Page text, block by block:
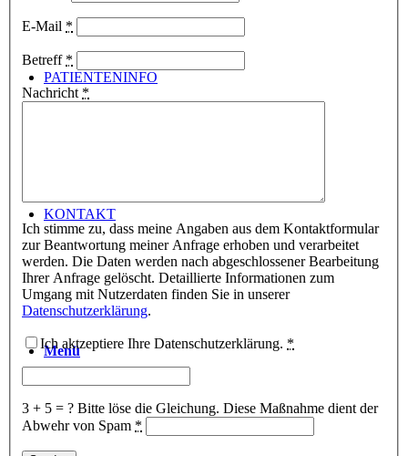
PATIENTENINFO
KONTAKT
Menü
E-Mail *
Betreff *
Nachricht *
Ich stimme zu, dass meine Angaben aus dem Kontaktformular
zur Beantwortung meiner Anfrage erhoben und verarbeitet
werden. Die Daten werden nach abgeschlossener Bearbeitung
Ihrer Anfrage gelöscht. Detaillierte Informationen zum
Umgang mit Nutzerdaten finden Sie in unserer
Datenschutzerklärung.
Ich aktzeptiere Ihre Datenschutzerklärung. *
3 + 5 = ? Bitte löse die Gleichung. Diese Maßnahme dient der
Abwehr von Spam *